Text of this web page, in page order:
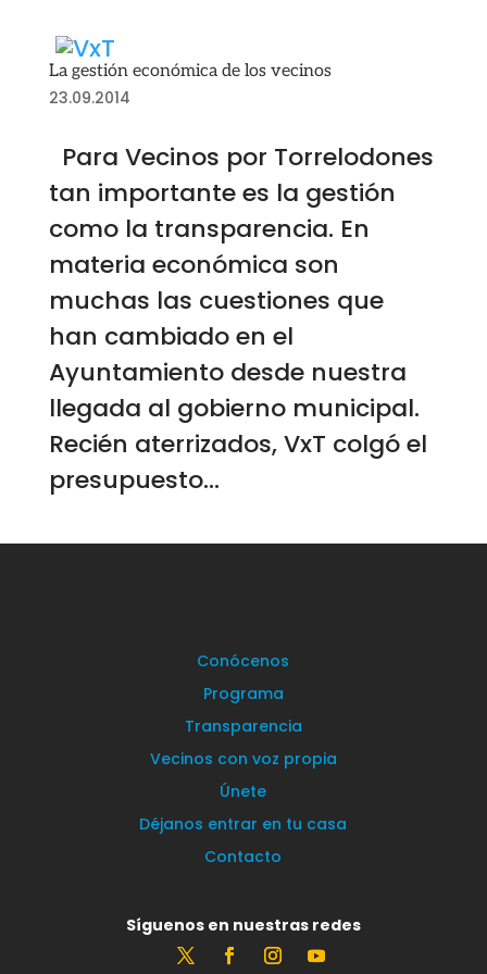
La gestión económica de los vecinos
23.09.2014
Para Vecinos por Torrelodones
tan importante es la gestión
como la transparencia. En
materia económica son
muchas las cuestiones que
han cambiado en el
Ayuntamiento desde nuestra
llegada al gobierno municipal.
Recién aterrizados, VxT colgó el
presupuesto...
Conócenos
Programa
Transparencia
Vecinos con voz propia
Únete
Déjanos entrar en tu casa
Contacto
Síguenos en nuestras redes